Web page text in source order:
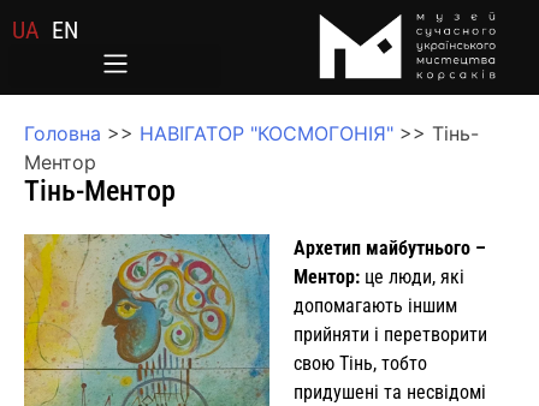
UA EN
Головна >> НАВІГАТОР "КОСМОГОНІЯ" >> Тінь-
Ментор
Тінь-Ментор
Архетип майбутнього –
Ментор: це люди, які
допомагають іншим
прийняти і перетворити
свою Тінь, тобто
придушені та несвідомі